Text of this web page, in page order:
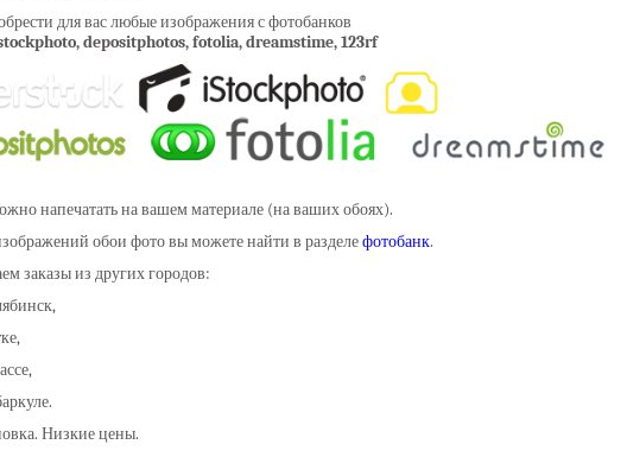
для вас любые изображения с фотобанков
depositphotos, fotolia, dreamstime, 123rf
напечатать на вашем материале (на ваших обоях).
обои фото вы можете найти в разделефотобанк.
заказы из других городов:
Низкие цены.